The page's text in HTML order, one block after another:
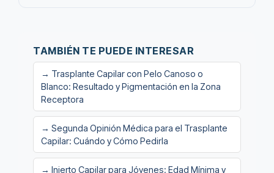
TAMBIÉN TE PUEDE INTERESAR
→ Trasplante Capilar con Pelo Canoso o
Blanco: Resultado y Pigmentación en la Zona
Receptora
→ Segunda Opinión Médica para el Trasplante
Capilar: Cuándo y Cómo Pedirla
→ Injerto Capilar para Jóvenes: Edad Mínima y